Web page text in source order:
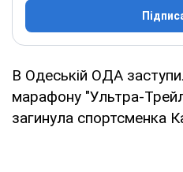
В Одеській ОДА
марафону "Ультра-
загинула спортсменка